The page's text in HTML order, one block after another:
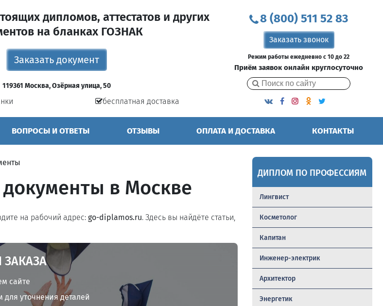
дипломов, аттестатов и других
на бланках ГОЗНАК
Заказать документ
119361 Москва, Озёрная улица, 50
бесплатная доставка
8 (800) 511 52 83
Заказать звонок
Режим работы ежедневно с 10 до 22
Приём заявок онлайн круглосуточно
ВОПРОСЫ И ОТВЕТЫ ОТЗЫВЫ ОПЛАТА И ДОСТАВКА КОНТАКТЫ
в Москве
на рабочий адрес:go-diplamos.ru. Здесь вы найдёте статьи,
сайте
уточнения деталей
ДИПЛОМ ПО ПРОФЕССИЯМ
Лингвист
Косметолог
Капитан
Инженер-электрик
Архитектор
Энергетик